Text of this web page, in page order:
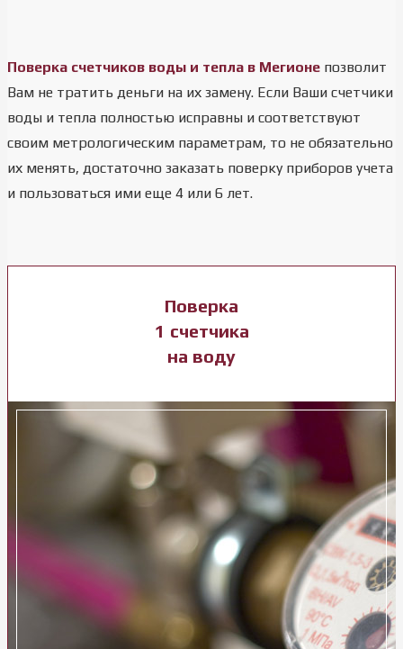
Поверка счетчиков воды и тепла в Мегионе позволит
Вам не тратить деньги на их замену. Если Ваши счетчики
воды и тепла полностью исправны и соответствуют
своим метрологическим параметрам, то не обязательно
их менять, достаточно заказать поверку приборов учета
и пользоваться ими еще 4 или 6 лет.
Поверка
1 счетчика
на воду